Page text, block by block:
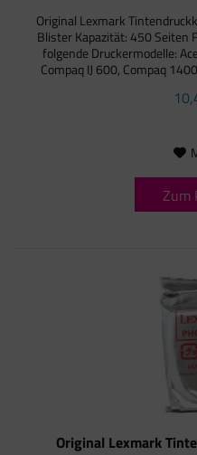
Original Lexmark
Blister Kapazität: 450 Seiten
folgende Druckermodelle:
Compaq IJ 600, Compaq
Zum
Original Lexmark